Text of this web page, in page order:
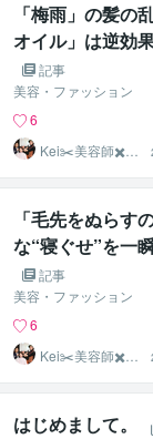
「梅雨」の髪
オイル」は逆効
＆湿気に負けな
いただきました
記事
美容・ファッション
6
Kei✂️美容師✖️似
合わせの専門家
「毛先をぬら
な“寝ぐせ”を一
術とは取材いた
記事
美容・ファッション
6
Kei✂️美容師✖️似
合わせの専門家
はじめまして。